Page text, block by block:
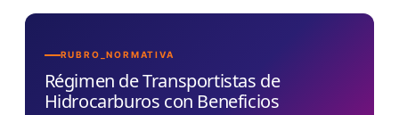
RUBRO_NORMATIVA
Régimen de Transportistas de
Hidrocarburos con Beneficios